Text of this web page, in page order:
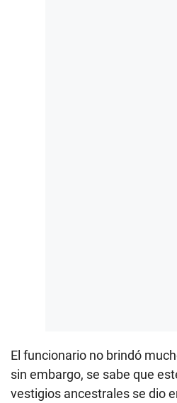
El funcionario no brindó
sin embargo, se sabe que
vestigios ancestrales se dio